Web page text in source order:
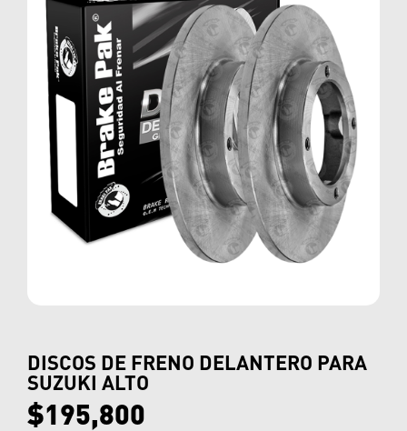
DISCOS DE FRENO DELANTERO PARA
SUZUKI ALTO
$195,800